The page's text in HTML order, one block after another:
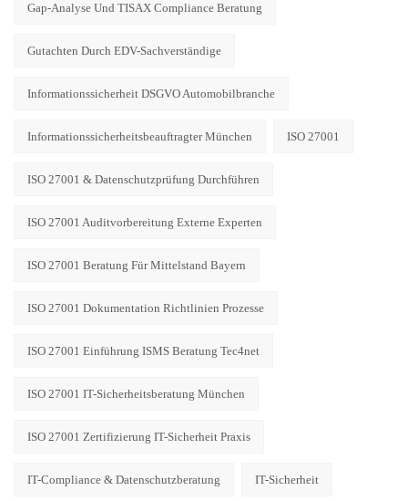
Gap-Analyse Und TISAX Compliance Beratung
Gutachten Durch EDV-Sachverständige
Informationssicherheit DSGVO Automobilbranche
Informationssicherheitsbeauftragter München ISO 27001
ISO 27001 & Datenschutzprüfung Durchführen
ISO 27001 Auditvorbereitung Externe Experten
ISO 27001 Beratung Für Mittelstand Bayern
ISO 27001 Dokumentation Richtlinien Prozesse
ISO 27001 Einführung ISMS Beratung Tec4net
ISO 27001 IT-Sicherheitsberatung München
ISO 27001 Zertifizierung IT-Sicherheit Praxis
IT-Compliance & Datenschutzberatung IT-Sicherheit